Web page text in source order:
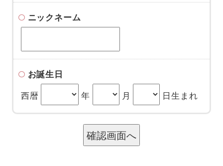
ニックネーム
お誕生日
西暦
年 月 日生まれ